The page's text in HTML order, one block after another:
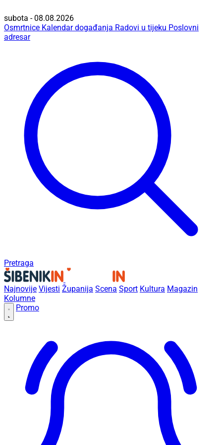
subota - 08.08.2026
Osmrtnice Kalendar događanja Radovi u tijeku Poslovni
adresar
Pretraga
Najnovije Vijesti Županija Scena Sport Kultura Magazin
Kolumne
Promo